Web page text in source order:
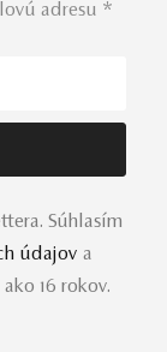
adresu *
Súhlasím
údajov a
16 rokov.